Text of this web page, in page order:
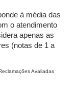
à média das
o atendimento
apenas as
(notas de 1 a
Avaliadas